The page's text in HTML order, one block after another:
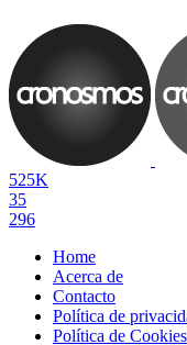
525K
35
296
Home
Acerca de
Contacto
Política de
Política de Cookies